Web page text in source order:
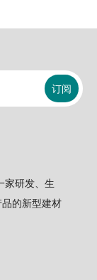
订阅
家研发、生
的新型建材